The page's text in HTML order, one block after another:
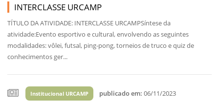
INTERCLASSE URCAMP
TÍTULO DA ATIVIDADE: INTERCLASSE URCAMPSíntese da
atividade:Evento esportivo e cultural, envolvendo as seguintes
modalidades: vôlei, futsal, ping-pong, torneios de truco e quiz de
conhecimentos ger...
Institucional URCAMP publicado em: 06/11/2023